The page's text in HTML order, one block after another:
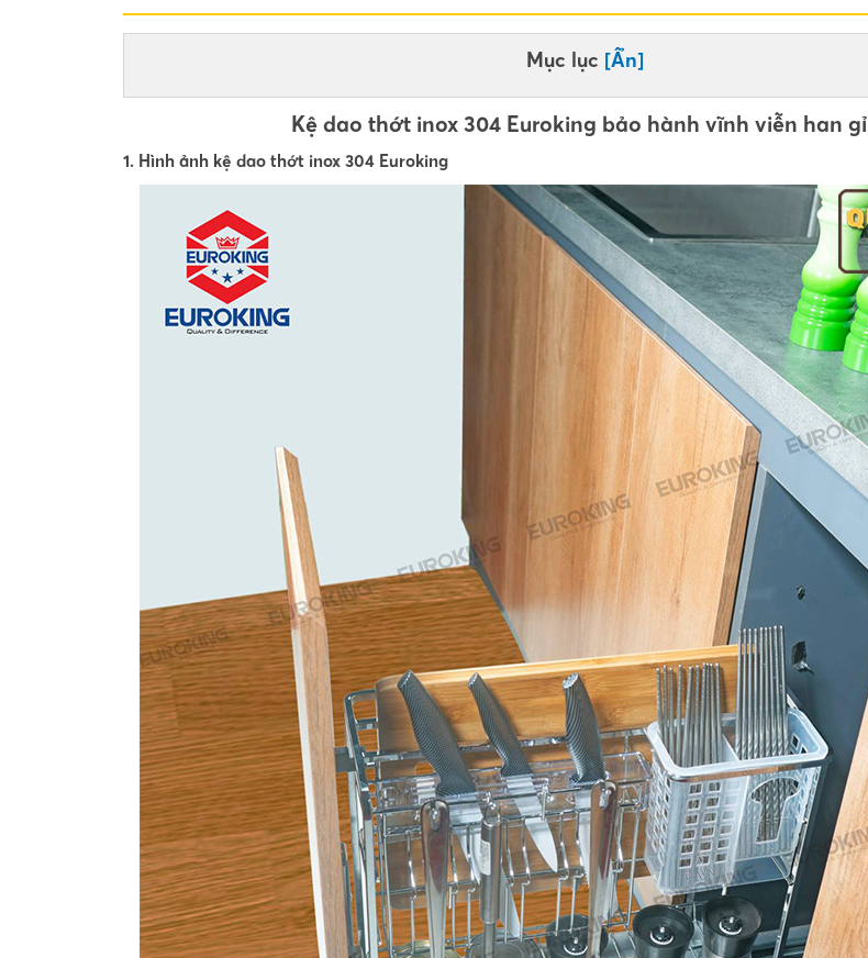
Mục lục [Ẩn]
Kệ dao thớt inox 304 Euroking bảo hành vĩnh viễn han gỉ
1. Hình ảnh kệ dao thớt inox 304 Euroking